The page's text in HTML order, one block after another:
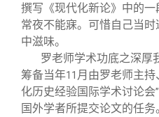
撰写《现代化新论》中的
常夜不能寐。可惜自己当
中滋味。
罗老师学术功底之深厚
筹备当年11 月由罗老师主
化历史经验国际学术讨论会”
国外学者所提交论文的任